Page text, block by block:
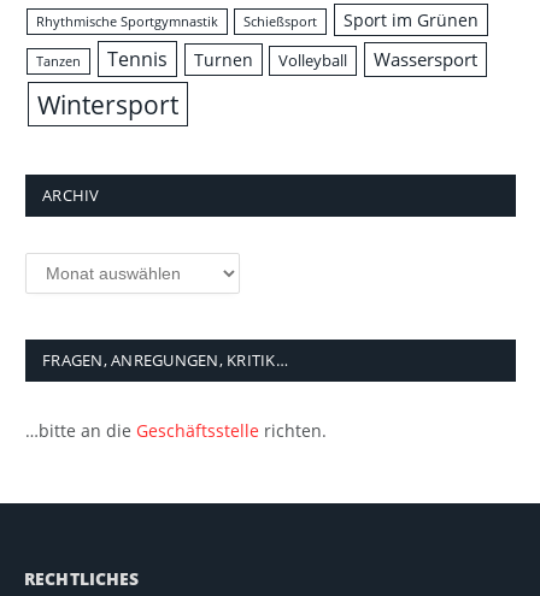
Rhythmische Sportgymnastik Schießsport Sport im Grünen
Tanzen Tennis Turnen Volleyball Wassersport
Wintersport
ARCHIV
Archiv
FRAGEN, ANREGUNGEN, KRITIK…
…bitte an die Geschäftsstelle richten.
RECHTLICHES